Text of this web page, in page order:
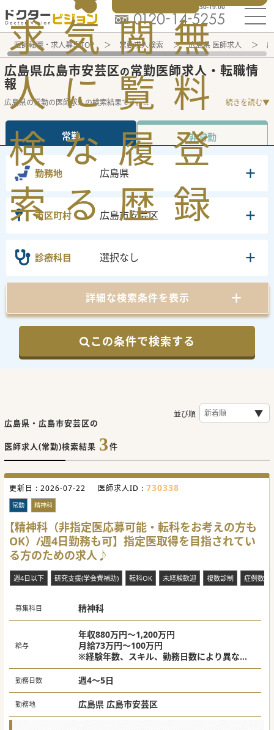
電話でのお問い合わせ：平日9:30-19:00
求
人
検
索
気
に
な
る
閲
覧
履
歴
無
料
登
録
医師転職・求人募集TOP 常勤求人検索 広島県 医師求人
広島県広島市安芸区の常勤医師求人・転職情
報
広島県の常勤の医師求人の検索結果です。... 続きを読む▼
常勤 非常勤
勤務地 広島県
市区町村 広島市安芸区
診療科目 選択なし
詳細な検索条件を表示
この条件で検索する
広島県・広島市安芸区の
医師求人(常勤)検索結果 3件
並び順
更新日 : 2026-07-22 医師求人ID : 730338
常勤 精神科
【精神科（非指定医応募可能・転科をお考えの方も
OK）/週4日勤務も可】指定医取得を目指されてい
る方のための求人♪
週4日以下 研究支援(学会費補助) 転科OK 未経験歓迎 複数診制 症例数豊
募集科目 精神科
給与
年収880万円～1,200万円
月給73万円～100万円
※経験年数、スキル、勤務日数により異なる
週4日：年収880万円
週5日：年収1,100万円～
＊当直代は別途支給 平日30,000円～40,000
円/回
勤務日数 週4～5日
勤務地 広島県 広島市安芸区